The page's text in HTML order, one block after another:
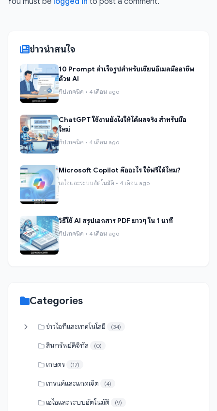
ข่าวน่าสนใจ
10 Prompt สำเร็จรูปสำหรับเขียนอีเมลมืออาชีพ
ด้วย AI
ทิปเทคนิค • 4 เดือน ago
ChatGPT ใช้งานยังไงให้ได้ผลจริง สำหรับมือ
ใหม่
ทิปเทคนิค • 4 เดือน ago
Microsoft Copilot คืออะไร ใช้ฟรีได้ไหม?
เอไอและระบบอัตโนมัติ • 4 เดือน ago
วิธีใช้ AI สรุปเอกสาร PDF ยาวๆ ใน 1 นาที
ทิปเทคนิค • 4 เดือน ago
Categories
ข่าวไอทีและเทคโนโลยี (34)
สินทรัพย์ดิจิทัล (0)
เกษตร (17)
เทรนด์และแกดเจ็ต (4)
เอไอและระบบอัตโนมัติ (9)